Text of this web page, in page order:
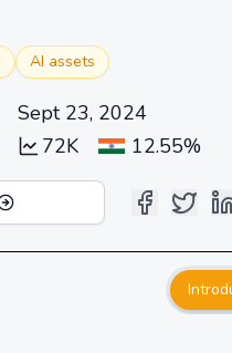
AI assets
Sept 23, 2024
72K 12.55%